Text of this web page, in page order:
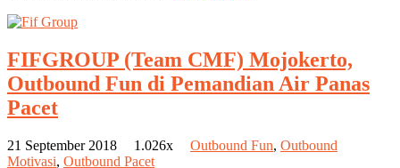
FIFGROUP (Team CMF) Mojokerto,
Outbound Fun di Pemandian Air Panas
Pacet
21 September 2018 1.026x Outbound Fun, Outbound
Motivasi, Outbound Pacet